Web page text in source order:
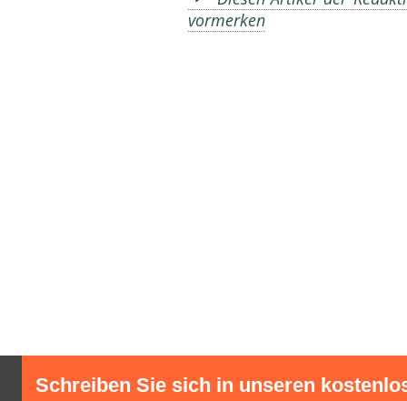
vormerken
Schreiben Sie sich in unseren